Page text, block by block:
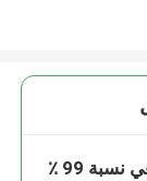
مسحوق جرافيت طبيعي نسبة 99 ٪